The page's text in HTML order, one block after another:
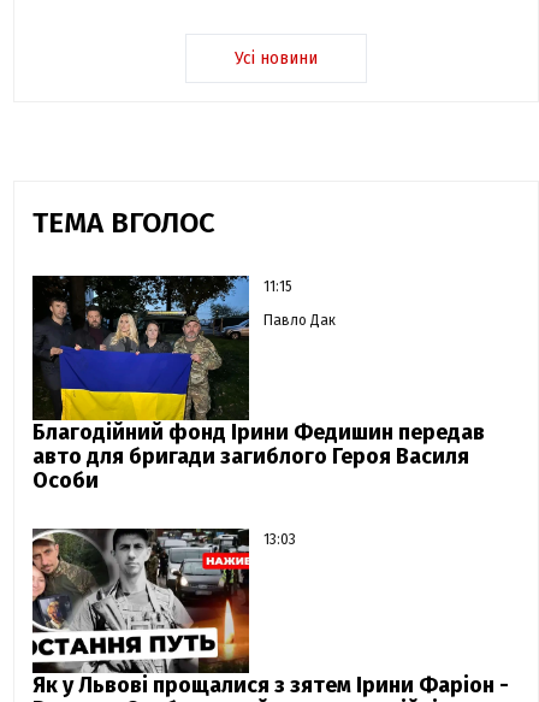
Усі новини
ТЕМА ВГОЛОС
11:15
Павло Дак
Благодійний фонд Ірини Федишин передав
авто для бригади загиблого Героя Василя
Особи
13:03
Як у Львові прощалися з зятем Ірини Фаріон -